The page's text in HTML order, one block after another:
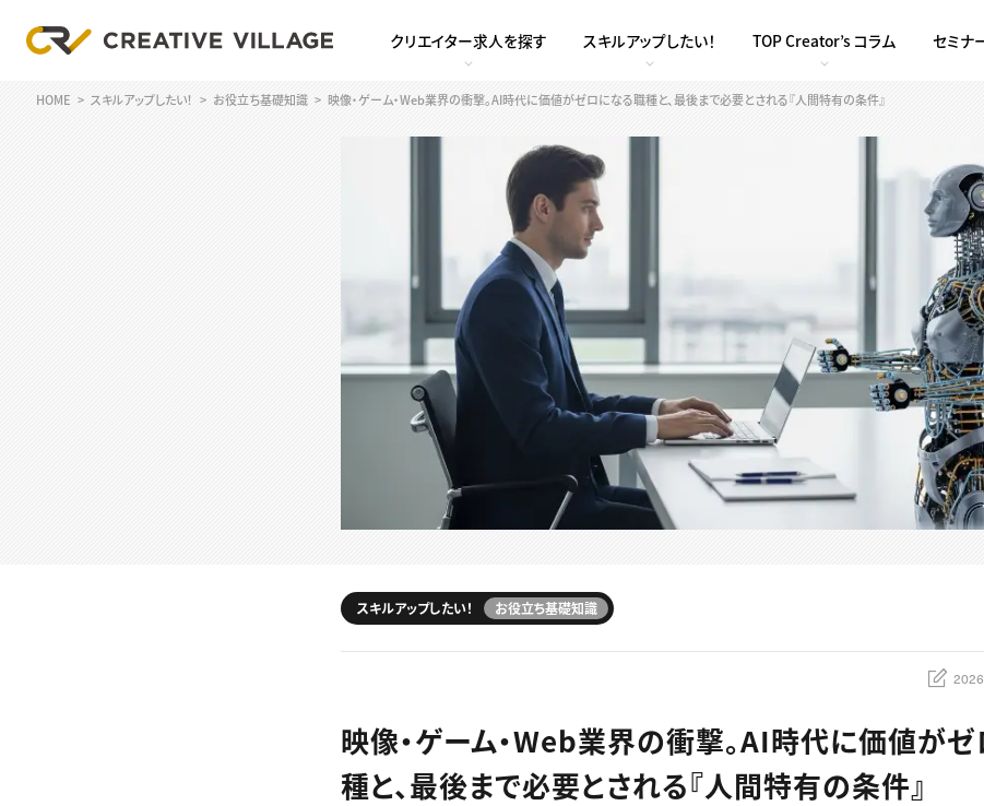
クリエイター求人を探す スキルアップしたい！ TOP Creator’s コラム セミナ
HOME スキルアップしたい！ お役立ち基礎知識 映像・ゲーム・Web業界の衝撃。AI時代に価値がゼロになる職種と、最後まで必要とされる『人間特有の条件』
スキルアップしたい！ お役立ち基礎知識
映像・ゲーム・Web業界の衝撃。AI時代に価値が
種と、最後まで必要とされる『人間特有の条件』